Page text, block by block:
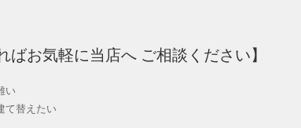
ばお気軽に当店へ ご相談ください】
い
て替えたい